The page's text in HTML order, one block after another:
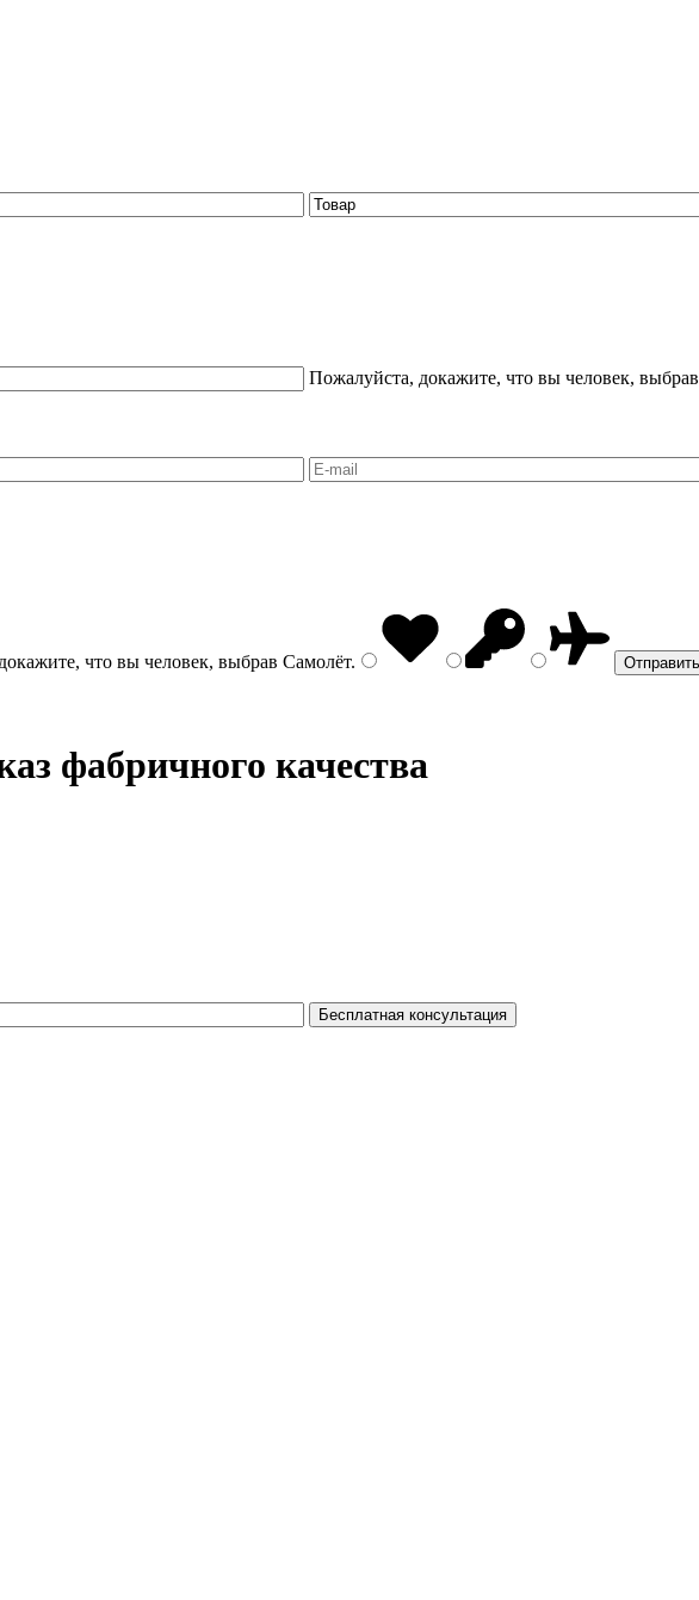
Пожалуйста, докажите, что вы человек, выбрав
что вы человек, выбрав Самолёт.
фабричного качества